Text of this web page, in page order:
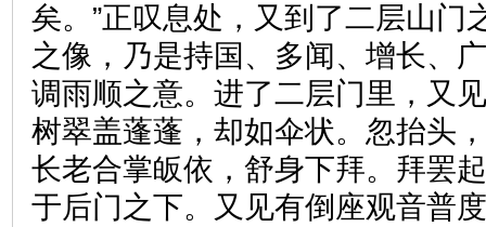
矣。”正叹息处，又到了二层山门
之像，乃是持国、多闻、增长、
调雨顺之意。进了二层门里，又
树翠盖蓬蓬，却如伞状。忽抬头
长老合掌皈依，舒身下拜。拜罢
于后门之下。又见有倒座观音普